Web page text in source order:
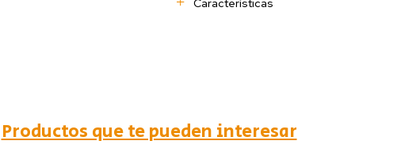
Características
Productos que te pueden interesar